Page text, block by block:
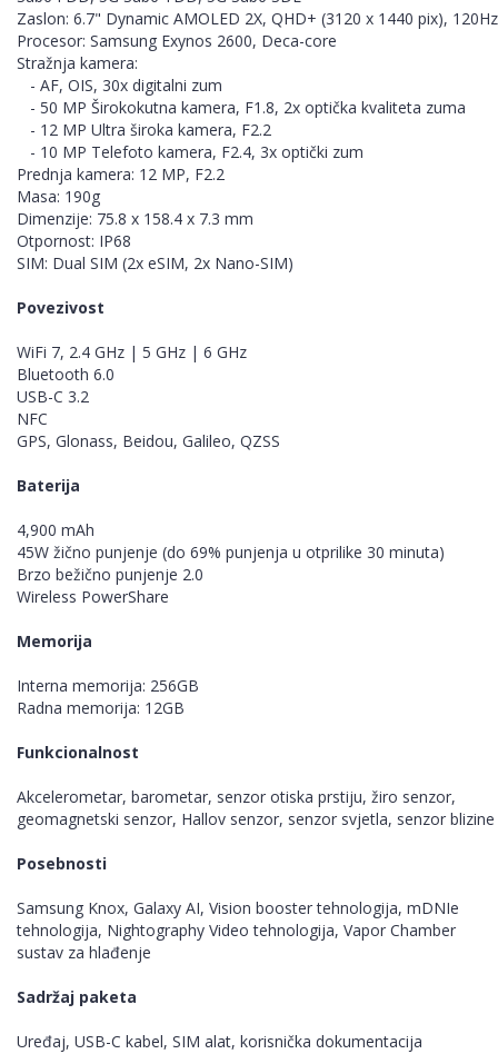
Zaslon: 6.7" Dynamic AMOLED 2X, QHD+ (3120 x 1440 pix), 120Hz
Procesor: Samsung Exynos 2600, Deca-core
Stražnja kamera:
- AF, OIS, 30x digitalni zum
- 50 MP Širokokutna kamera, F1.8, 2x optička kvaliteta zuma
- 12 MP Ultra široka kamera, F2.2
- 10 MP Telefoto kamera, F2.4, 3x optički zum
Prednja kamera: 12 MP, F2.2
Masa: 190g
Dimenzije: 75.8 x 158.4 x 7.3 mm
Otpornost: IP68
SIM: Dual SIM (2x eSIM, 2x Nano-SIM)
Povezivost
WiFi 7, 2.4 GHz | 5 GHz | 6 GHz
Bluetooth 6.0
USB-C 3.2
NFC
GPS, Glonass, Beidou, Galileo, QZSS
Baterija
4,900 mAh
45W žično punjenje (do 69% punjenja u otprilike 30 minuta)
Brzo bežično punjenje 2.0
Wireless PowerShare
Memorija
Interna memorija: 256GB
Radna memorija: 12GB
Funkcionalnost
Akcelerometar, barometar, senzor otiska prstiju, žiro senzor,
geomagnetski senzor, Hallov senzor, senzor svjetla, senzor blizine
Posebnosti
Samsung Knox, Galaxy AI, Vision booster tehnologija, mDNIe
tehnologija, Nightography Video tehnologija, Vapor Chamber
sustav za hlađenje
Sadržaj paketa
Uređaj, USB-C kabel, SIM alat, korisnička dokumentacija